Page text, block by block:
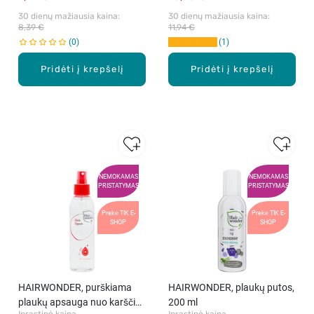
Pridėti į krepšelį
30 dienų mažiausia kaina:
8,39 €
0
Pridėti į krepšelį
30 dienų mažiausia kaina:
11,94 €
1
NEMOKAMAS
PRISTATYMAS
Prekė TIK E-
SHOP
HAIRWONDER, purškiama
plaukų apsauga nuo karščio,
NEMOKAMAS
PRISTATYMAS
Prekė TIK E-
SHOP
HAIRWONDER, plaukų putos,
200 ml